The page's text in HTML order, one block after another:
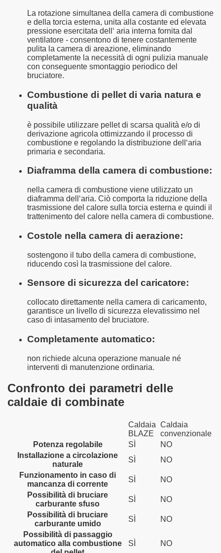
La rotazione simultanea della camera di combustione
e della torcia esterna, unita alla costante ed elevata
pressione esercitata dell‘ aria interna fornita dal
ventilatore - consentono di tenere costantemente
pulita la camera di areazione, eliminando
completamente la necessità di ogni pulizia manuale
con conseguente smontaggio periodico del
bruciatore.
Combustione di pellet di varia natura e
qualità
è possibile utilizzare pellet di scarsa qualità e/o di
derivazione agricola ottimizzando il processo di
combustione e regolando la distribuzione dell‘aria
primaria e secondaria.
Diaframma della camera di combustione:
nella camera di combustione viene utilizzato un
diaframma dell‘aria. Ciò comporta la riduzione della
trasmissione del calore sulla torcia esterna e quindi il
trattenimento del calore nella camera di combustione.
Costole nella camera di aerazione:
sostengono il tubo della camera di combustione,
riducendo così la trasmissione del calore.
Sensore di sicurezza del caricatore:
collocato direttamente nella camera di caricamento,
garantisce un livello di sicurezza elevatissimo nel
caso di intasamento del bruciatore.
Completamente automatico:
non richiede alcuna operazione manuale né
interventi di manutenzione ordinaria.
Confronto dei parametri delle
caldaie di combinate
Caldaia
BLAZE
Caldaia
convenzionale
Potenza regolabile
SÌ
NO
Installazione a circolazione
naturale
SÌ
NO
Funzionamento in caso di
mancanza di corrente
SÌ
NO
Possibilità di bruciare
carburante sfuso
SÌ
NO
Possibilità di bruciare
carburante umido
SÌ
NO
Possibilità di passaggio
automatico alla combustione
SÌ NO